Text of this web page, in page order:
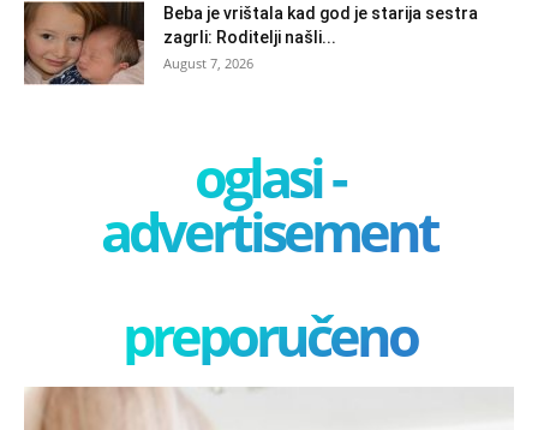
Beba je vrištala kad god je starija sestra
zagrli: Roditelji našli...
August 7, 2026
oglasi -
advertisement
preporučeno